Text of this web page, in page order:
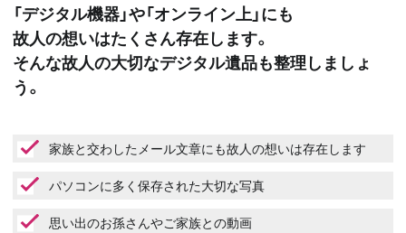
「デジタル機器」や「オンライン上」にも
故人の想いはたくさん存在します。
そんな故人の大切なデジタル遺品も整理しましょ
う。
家族と交わしたメール文章にも故人の想いは存在します
パソコンに多く保存された大切な写真
思い出のお孫さんやご家族との動画